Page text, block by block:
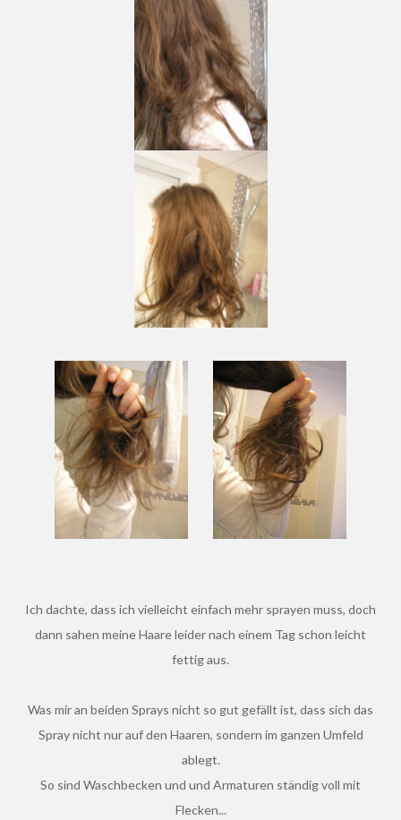
Ich dachte, dass ich vielleicht einfach mehr sprayen muss, doch
dann sahen meine Haare leider nach einem Tag schon leicht
fettig aus.
Was mir an beiden Sprays nicht so gut gefällt ist, dass sich das
Spray nicht nur auf den Haaren, sondern im ganzen Umfeld
ablegt.
So sind Waschbecken und und Armaturen ständig voll mit
Flecken...